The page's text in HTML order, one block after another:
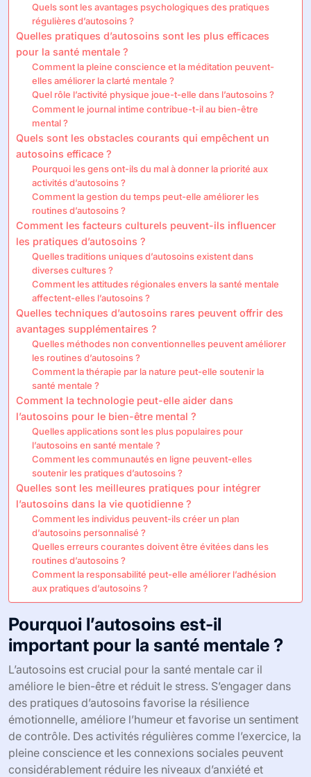
Quels sont les avantages psychologiques des pratiques
régulières d’autosoins ?
Quelles pratiques d’autosoins sont les plus efficaces
pour la santé mentale ?
Comment la pleine conscience et la méditation peuvent-
elles améliorer la clarté mentale ?
Quel rôle l’activité physique joue-t-elle dans l’autosoins ?
Comment le journal intime contribue-t-il au bien-être
mental ?
Quels sont les obstacles courants qui empêchent un
autosoins efficace ?
Pourquoi les gens ont-ils du mal à donner la priorité aux
activités d’autosoins ?
Comment la gestion du temps peut-elle améliorer les
routines d’autosoins ?
Comment les facteurs culturels peuvent-ils influencer
les pratiques d’autosoins ?
Quelles traditions uniques d’autosoins existent dans
diverses cultures ?
Comment les attitudes régionales envers la santé mentale
affectent-elles l’autosoins ?
Quelles techniques d’autosoins rares peuvent offrir des
avantages supplémentaires ?
Quelles méthodes non conventionnelles peuvent améliorer
les routines d’autosoins ?
Comment la thérapie par la nature peut-elle soutenir la
santé mentale ?
Comment la technologie peut-elle aider dans
l’autosoins pour le bien-être mental ?
Quelles applications sont les plus populaires pour
l’autosoins en santé mentale ?
Comment les communautés en ligne peuvent-elles
soutenir les pratiques d’autosoins ?
Quelles sont les meilleures pratiques pour intégrer
l’autosoins dans la vie quotidienne ?
Comment les individus peuvent-ils créer un plan
d’autosoins personnalisé ?
Quelles erreurs courantes doivent être évitées dans les
routines d’autosoins ?
Comment la responsabilité peut-elle améliorer l’adhésion
aux pratiques d’autosoins ?
Pourquoi l’autosoins est-il
important pour la santé mentale ?
L’autosoins est crucial pour la santé mentale car il
améliore le bien-être et réduit le stress. S’engager dans
des pratiques d’autosoins favorise la résilience
émotionnelle, améliore l’humeur et favorise un sentiment
de contrôle. Des activités régulières comme l’exercice, la
pleine conscience et les connexions sociales peuvent
considérablement réduire les niveaux d’anxiété et